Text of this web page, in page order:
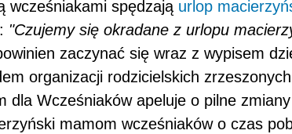
wcześniakami spędzają urlop
"Czujemy się okradane z urlopu
zaczynać się wraz z wypisem
organizacji rodzicielskich
dla Wcześniaków apeluje o pilne
mamom wcześniaków o czas